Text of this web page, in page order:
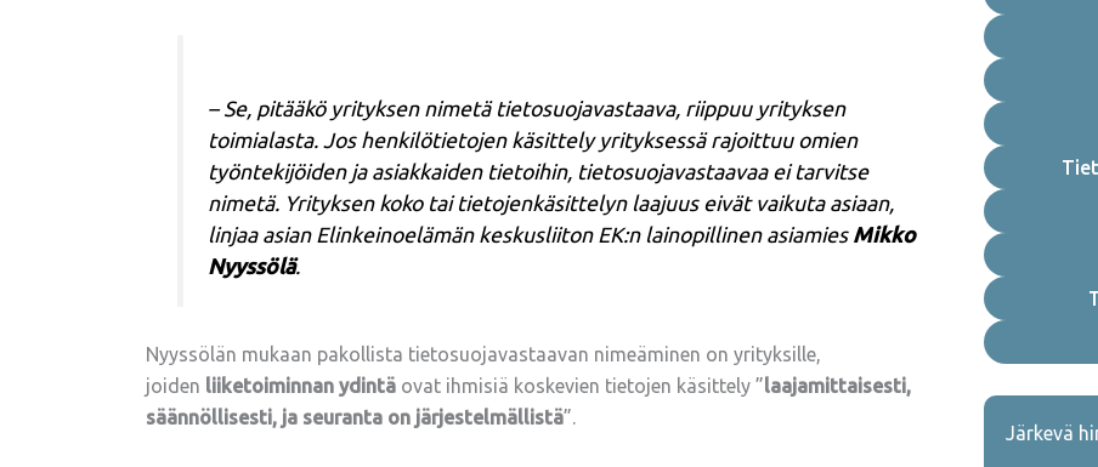
– Se, pitääkö yrityksen nimetä tietosuojavastaava, riippuu yrityksen
toimialasta. Jos henkilötietojen käsittely yrityksessä rajoittuu omien
työntekijöiden ja asiakkaiden tietoihin, tietosuojavastaavaa ei tarvitse
nimetä. Yrityksen koko tai tietojenkäsittelyn laajuus eivät vaikuta asiaan,
linjaa asian Elinkeinoelämän keskusliiton EK:n lainopillinen asiamies Mikko
Nyyssölä.
Nyyssölän mukaan pakollista tietosuojavastaavan nimeäminen on yrityksille,
joiden liiketoiminnan ydintä ovat ihmisiä koskevien tietojen käsittely ”laajamittaisesti,
säännöllisesti, ja seuranta on järjestelmällistä”.
Järkevä